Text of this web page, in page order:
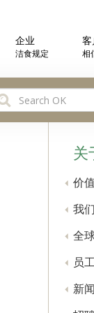
企业
洁食规定
客
相
关
价
我
全
员
新